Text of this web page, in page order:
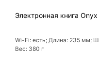
Электронная книга
Wi-Fi: есть; Длина: 235 мм;
Вес: 380 г